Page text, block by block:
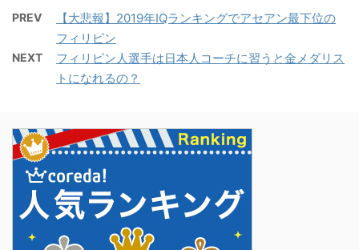
PREV
【大悲報】2019年IQランキングでアセアン最下位の
フィリピン
NEXT
フィリピン人選手は日本人コーチに習うと金メダリス
トになれるの？